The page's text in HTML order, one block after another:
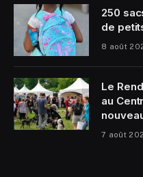
250
de
8 août
Le
au
7 août